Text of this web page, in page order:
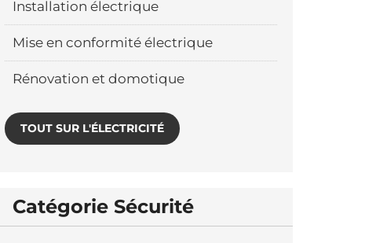
Installation électrique
Mise en conformité électrique
Rénovation et domotique
TOUT SUR L'ÉLECTRICITÉ
Catégorie Sécurité